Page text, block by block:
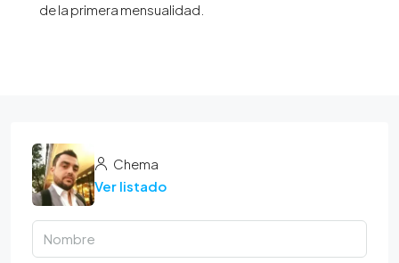
de la primera mensualidad.
Chema
Ver listado